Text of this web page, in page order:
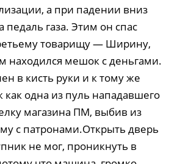
а при падении вниз
педаль газа. Этим он спас
товарищу — Ширину,
находился мешок с деньгами.
в кисть руки и к тому же
как одна из пуль нападавшего
магазина ПМ, выбив из
с патронами.Открыть дверь
не мог, проникнуть в